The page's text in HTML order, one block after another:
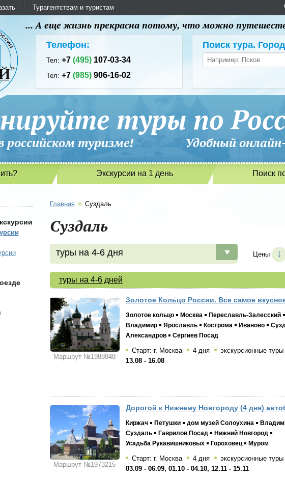
Турагентствам и туристам
... А еще жизнь прекрасна потому, что можно
Телефон:
Тел:+7(495) 107-03-34
Тел:+7(985) 906-16-02
Поиск тура.
туры по
в российском туризме! Удобный онлайн-
Экскурсии на 1 день Поиск
Главная » Суздаль
Суздаль
туры на 4-6 дня Цены ↓
туры на 4-6 дней
Маршрут №1988848
Золотое Кольцо России. Все самое
Золотое кольцо Москва
Переславль-Залесский
Владимир
Ярославль Кострома Иваново
Александров
Сергиев Посад
Старт: г. Москва 4 дня
экскурсионные туры
13.08 - 16.08
Маршрут №1973215
Дорогой к Нижнему Новгороду (4 дня)
Киржач Петушки дом музей Солоухина
Суздаль
Гаврилов Посад
Нижний Новгород
Усадьба Рукавишниковых
Гороховец Муром
Старт: г. Москва 4 дня
экскурсионные туры
03.09 - 06.09, 01.10 - 04.10, 12.11 - 15.11